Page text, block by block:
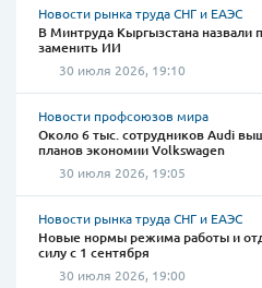
Новости рынка труда СНГ и ЕАЭС
В Минтруда Кыргызстана
заменить ИИ
30 июля 2026, 19:10
Новости профсоюзов мира
Около 6 тыс. сотрудников Audi
планов экономии Volkswagen
30 июля 2026, 19:05
Новости рынка труда СНГ и ЕАЭС
Новые нормы режима работы и
силу с 1 сентября
30 июля 2026, 19:00